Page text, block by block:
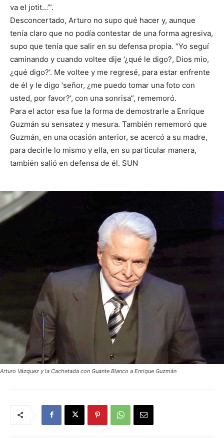
va el jotit…’”.
Desconcertado, Arturo no supo qué hacer y, aunque
tenía claro que no podía contestar de una forma agresiva,
supo que tenía que salir en su defensa propia. “Yo seguí
caminando y cuando voltee dije ‘¿qué le digo?, Dios mío,
¿qué digo?’. Me voltee y me regresé, para estar enfrente
de él y le digo ‘señor, ¿me puedo tomar una foto con
usted, por favor?’, con una sonrisa”, rememoró.
Para el actor esa fue la forma de demostrarle a Enrique
Guzmán su sensatez y mesura. También rememoró que
Guzmán, en una ocasión anterior, se acercó a su madre,
para decirle lo mismo y ella, en su particular manera,
también salió en defensa de él. SUN
Arturo Vázquez y la Cachetada con Guante Blanco a Enrique Guzmán